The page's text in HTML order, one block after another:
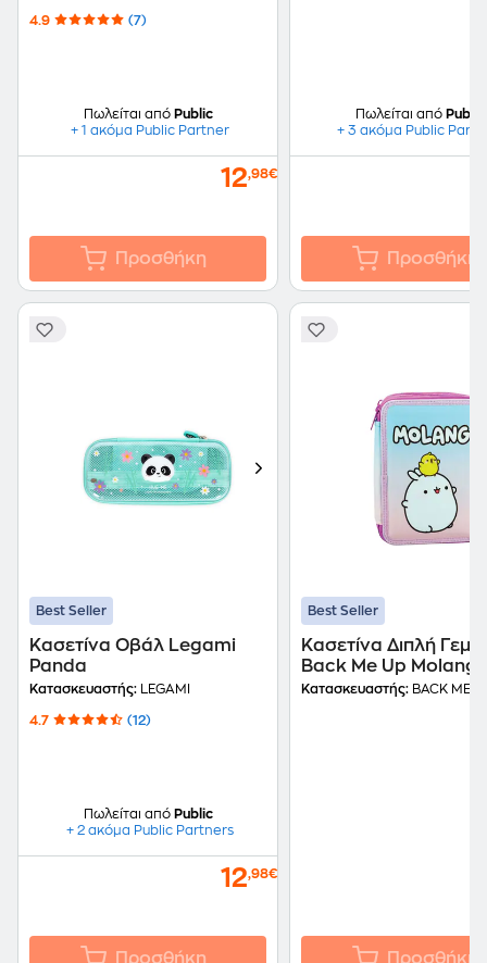
4.9 (7)
Πωλείται από Public
+ 1 ακόμα Public Partner
12,98€
Προσθήκη
Πωλείται από Public
+ 3 ακόμα Public
Προσθήκη
Best Seller
Κασετίνα Οβάλ Legami
Panda
Κατασκευαστής: LEGAMI
4.7 (12)
Πωλείται από Public
+ 2 ακόμα Public Partners
12,98€
Προσθήκη
Best Seller
Κασετίνα Διπλή
Back Me Up Molang
Κατασκευαστής: BACK ME
Προσθήκη